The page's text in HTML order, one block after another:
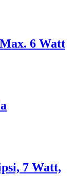
6 Watt
7 Watt,